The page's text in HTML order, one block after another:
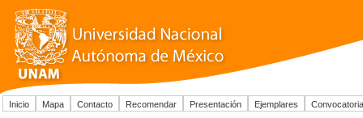
Inicio Mapa Contacto Recomendar Presentación Ejemplares Convocatoria